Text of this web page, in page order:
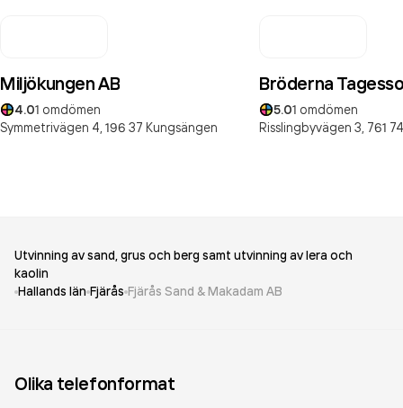
Miljökungen AB
4.01 omdömen
Symmetrivägen 4, 196 37 Kungsängen
Bröderna
5.01 omdömen
Risslingbyvägen 3, 761 74
Utvinning av sand, grus och berg samt utvinning av lera och
kaolin
Hallands län Fjärås Fjärås Sand & Makadam AB
Olika telefonformat